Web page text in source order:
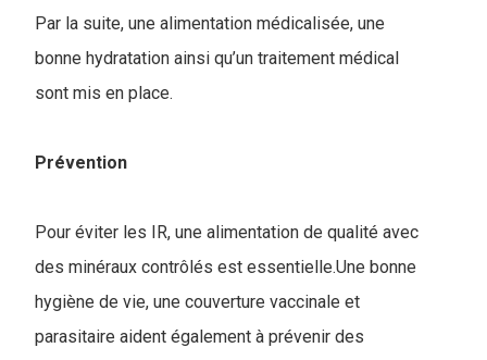
Par la suite, une alimentation médicalisée, une
bonne hydratation ainsi qu’un traitement médical
sont mis en place.
Prévention
Pour éviter les IR, une alimentation de qualité avec
des minéraux contrôlés est essentielle.Une bonne
hygiène de vie, une couverture vaccinale et
parasitaire aident également à prévenir des